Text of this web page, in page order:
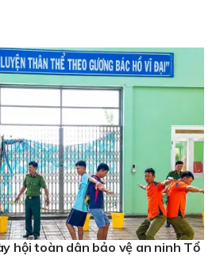
hội toàn dân bảo vệ an ninh Tổ